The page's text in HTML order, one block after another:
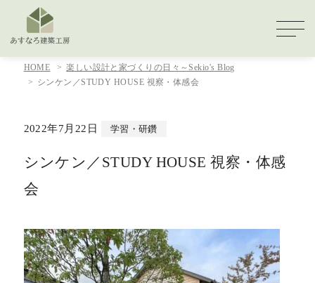
HOME
楽しい設計と家づくりの日々～Sekio's Blog
シンケン／STUDY HOUSE 視察・体感会
2022年7月22日 学習・研鑽
シンケン／STUDY HOUSE 視察・体感
会